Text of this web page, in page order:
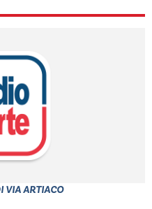
VIA ARTIACO